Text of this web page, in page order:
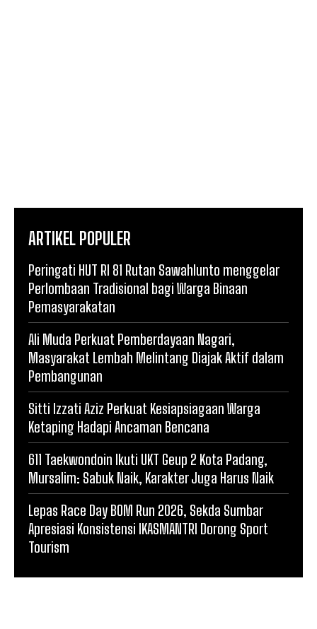
ARTIKEL POPULER
Peringati HUT RI 81 Rutan Sawahlunto menggelar
Perlombaan Tradisional bagi Warga Binaan
Pemasyarakatan
Ali Muda Perkuat Pemberdayaan Nagari,
Masyarakat Lembah Melintang Diajak Aktif dalam
Pembangunan
Sitti Izzati Aziz Perkuat Kesiapsiagaan Warga
Ketaping Hadapi Ancaman Bencana
611 Taekwondoin Ikuti UKT Geup 2 Kota Padang,
Mursalim: Sabuk Naik, Karakter Juga Harus Naik
Lepas Race Day BOM Run 2026, Sekda Sumbar
Apresiasi Konsistensi IKASMANTRI Dorong Sport
Tourism